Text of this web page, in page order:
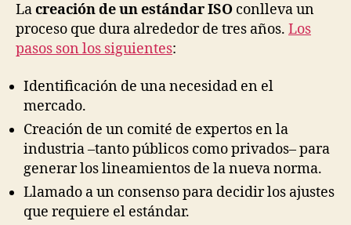
Lacreación de un estándar ISO conlleva un
proceso que dura alrededor de tres años. Los
pasos son los siguientes:
Identificación de una necesidad en el
mercado.
Creación de un comité de expertos en la
industria –tanto públicos como privados– para
generar los lineamientos de la nueva norma.
Llamado a un consenso para decidir los ajustes
que requiere el estándar.